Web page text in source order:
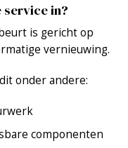
service in?
is gericht op
vernieuwing.
onder andere:
componenten